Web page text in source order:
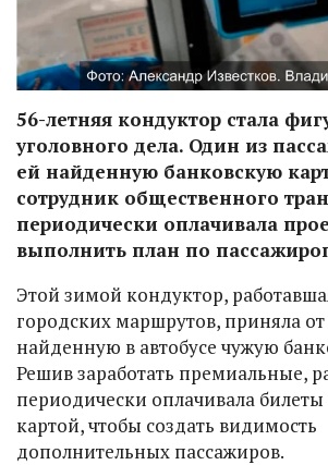
56-летняя кондуктор стала
уголовного дела. Один из
ей найденную банковскую
сотрудник общественного
периодически оплачивала
выполнить план по
Этой зимой кондуктор,
городских маршрутов, приняла
найденную в автобусе чужую
Решив заработать премиальные,
периодически оплачивала
картой, чтобы создать видимость
дополнительных пассажиров.